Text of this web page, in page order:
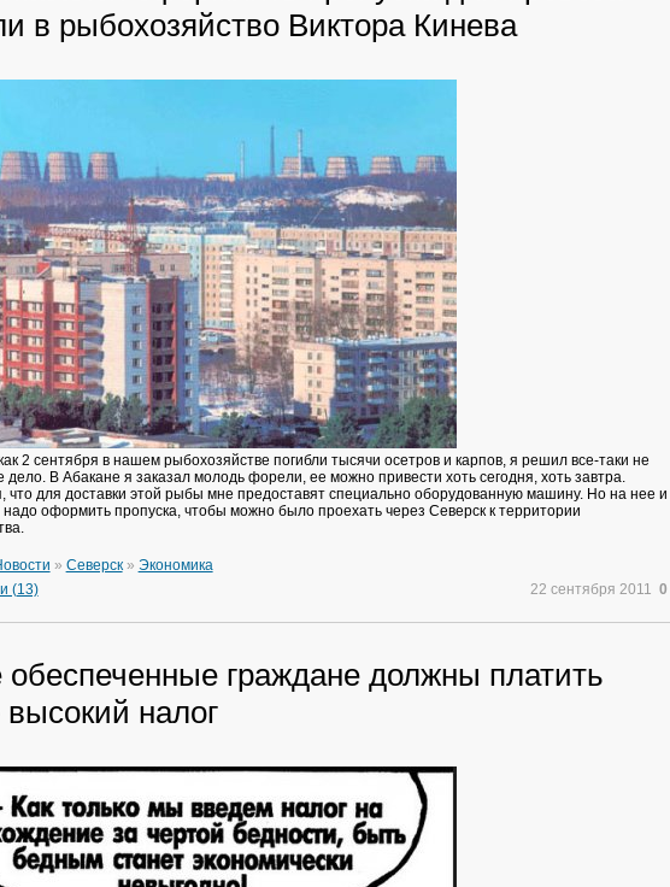
в рыбохозяйство Виктора Кинева
2 сентября в нашем рыбохозяйстве погибли тысячи осетров и карпов, я решил все-таки не
дело. В Абакане я заказал молодь форели, ее можно привести хоть сегодня, хоть завтра.
что для доставки этой рыбы мне предоставят специально оборудованную машину. Но на нее и
оформить пропуска, чтобы можно было проехать через Северск к территории
» Северск» Экономика
(13)
22 сентября 2011 0
обеспеченные граждане должны платить
налог